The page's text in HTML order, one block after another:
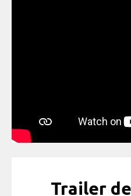
Trailer de